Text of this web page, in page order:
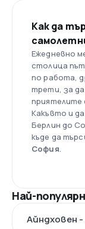
Как да
Ежедневно
столица
по работа,
трети, за
приятелите
Какъвто и
Берлин до
къде да
София.
Най-
Айндховен